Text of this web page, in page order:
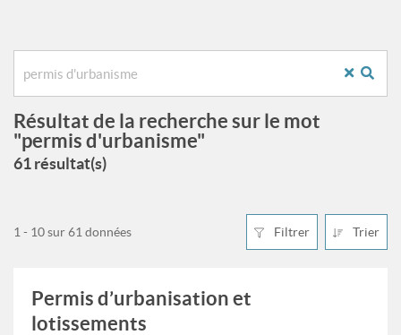
Résultat de la recherche sur le mot
"permis d'urbanisme"
61 résultat(s)
Filtrer Trier
1 - 10 sur 61 données
Permis d’urbanisation et
lotissements